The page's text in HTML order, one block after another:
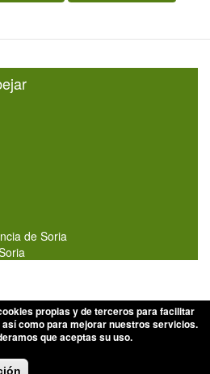
de Soria
de Abejar
propias y de terceros para facilitar
como para mejorar nuestros servicios.
que aceptas su uso.